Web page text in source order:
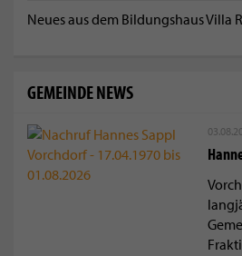
Neues aus dem Bildungshaus Villa
GEMEINDE NEWS